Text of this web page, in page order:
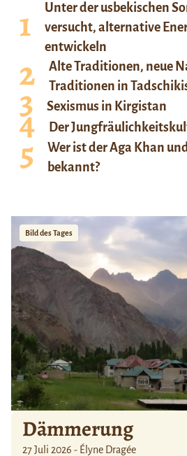
Unter der usbekischen
versucht, alternative
entwickeln
Alte Traditionen, neue
Traditionen in
Sexismus in Kirgistan
Der
Wer ist der Aga Khan
bekannt?
Bild des Tages
Dämmerung
27 Juli 2026 - Élyne Dragée